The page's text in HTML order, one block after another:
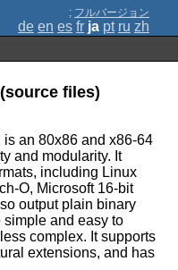
; フルバージョン
de en es fr ja pt ru zh
files)
an 80x86 and x86-64
and modularity. It
including Linux
O, Microsoft 16-bit
output plain binary
simple and easy to
complex. It supports
extensions, and has